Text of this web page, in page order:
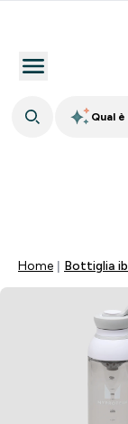
Qual
Home Bottiglia